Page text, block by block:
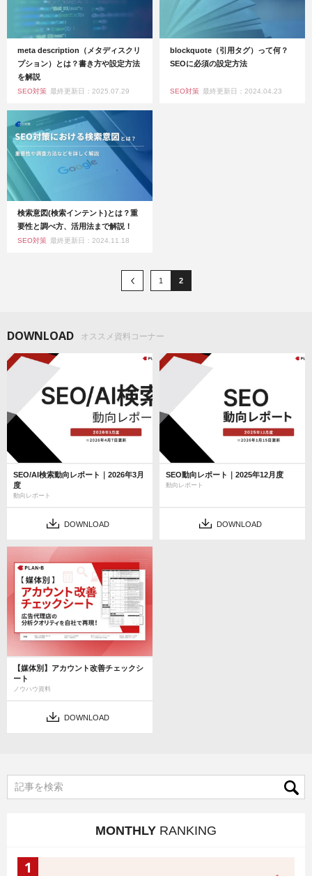
meta description（メタディスクリ
プション）とは？書き方や設定方法
を解説
SEO対策 最終更新日：2025.07.29
blockquote（引用タグ）って何？
SEOに必須の設定方法
SEO対策 最終更新日：2024.04.23
検索意図(検索インテント)とは？重
要性と調べ方、活用法まで解説！
SEO対策 最終更新日：2024.11.18
1 2
DOWNLOAD オススメ資料コーナー
SEO/AI検索動向レポート｜2026年3月
度
動向レポート
DOWNLOAD
SEO動向レポート｜2025年12月度
動向レポート
DOWNLOAD
【媒体別】アカウント改善チェックシ
ート
ノウハウ資料
DOWNLOAD
MONTHLY RANKING